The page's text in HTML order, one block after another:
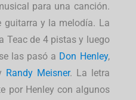
para una canción.
guitarra y la melodía. La
Teac de 4 pistas y luego
las pasó a Don Henley,
Randy Meisner. La letra
por Henley con algunos